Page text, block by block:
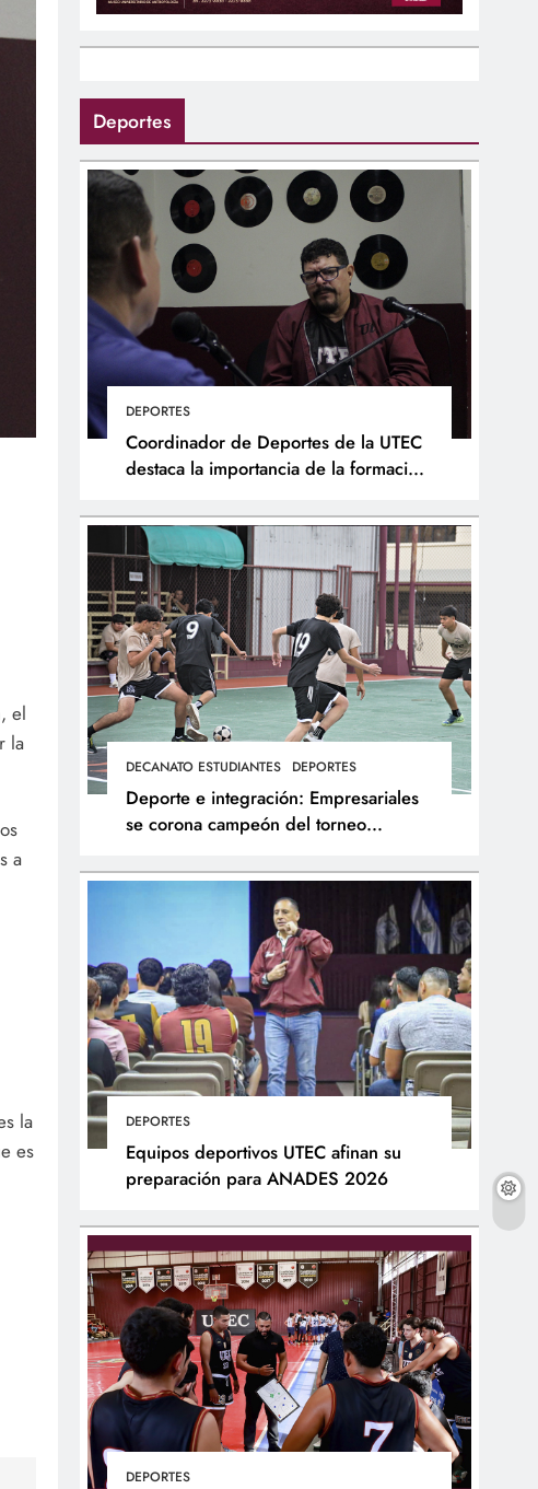
el
la
a
la
es
Deportes
DEPORTES
Coordinador de Deportes de la UTEC
destaca la importancia de la formación
DECANATO ESTUDIANTES DEPORTES
Deporte e integración: Empresariales
se corona campeón del torneo
DEPORTES
Equipos deportivos UTEC afinan su
preparación para ANADES 2026
DEPORTES